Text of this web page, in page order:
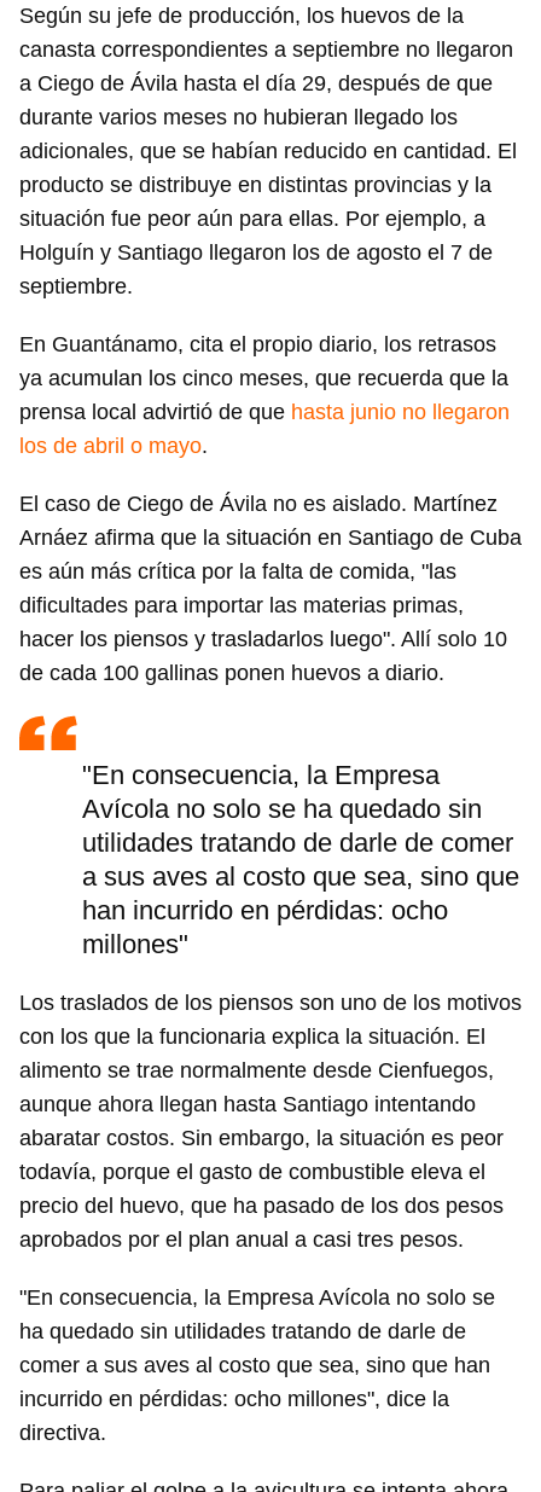
Según su jefe de producción, los huevos de la
canasta correspondientes a septiembre no llegaron
a Ciego de Ávila hasta el día 29, después de que
durante varios meses no hubieran llegado los
adicionales, que se habían reducido en cantidad. El
producto se distribuye en distintas provincias y la
situación fue peor aún para ellas. Por ejemplo, a
Holguín y Santiago llegaron los de agosto el 7 de
septiembre.
En Guantánamo, cita el propio diario, los retrasos
ya acumulan los cinco meses, que recuerda que la
prensa local advirtió de que hasta junio no llegaron
los de abril o mayo.
El caso de Ciego de Ávila no es aislado. Martínez
Arnáez afirma que la situación en Santiago de Cuba
es aún más crítica por la falta de comida, "las
dificultades para importar las materias primas,
hacer los piensos y trasladarlos luego". Allí solo 10
de cada 100 gallinas ponen huevos a diario.
"En consecuencia, la Empresa
Avícola no solo se ha quedado sin
utilidades tratando de darle de comer
a sus aves al costo que sea, sino que
han incurrido en pérdidas: ocho
millones"
Los traslados de los piensos son uno de los motivos
con los que la funcionaria explica la situación. El
alimento se trae normalmente desde Cienfuegos,
aunque ahora llegan hasta Santiago intentando
abaratar costos. Sin embargo, la situación es peor
todavía, porque el gasto de combustible eleva el
precio del huevo, que ha pasado de los dos pesos
aprobados por el plan anual a casi tres pesos.
"En consecuencia, la Empresa Avícola no solo se
ha quedado sin utilidades tratando de darle de
comer a sus aves al costo que sea, sino que han
incurrido en pérdidas: ocho millones", dice la
directiva.